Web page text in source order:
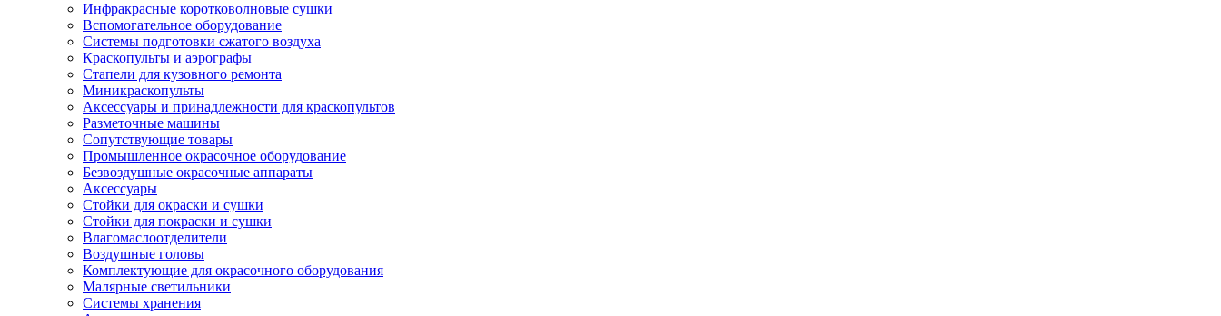
Инфракрасные коротковолновые сушки
Вспомогательное оборудование
Системы подготовки сжатого воздуха
Краскопульты и аэрографы
Стапели для кузовного ремонта
Миникраскопульты
Аксессуары и принадлежности для краскопультов
Разметочные машины
Сопутствующие товары
Промышленное окрасочное оборудование
Безвоздушные окрасочные аппараты
Аксессуары
Стойки для окраски и сушки
Стойки для покраски и сушки
Влагомаслоотделители
Воздушные головы
Комплектующие для окрасочного оборудования
Малярные светильники
Системы хранения